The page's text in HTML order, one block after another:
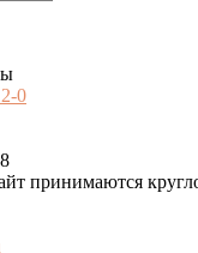
0
принимаются